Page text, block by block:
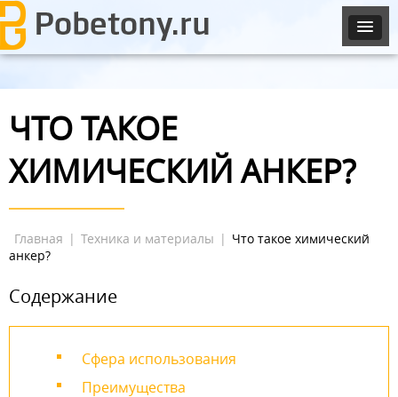
ЧТО ТАКОЕ
ХИМИЧЕСКИЙ АНКЕР?
Главная | Техника и материалы | Что такое химический
анкер?
Содержание
Сфера использования
Преимущества